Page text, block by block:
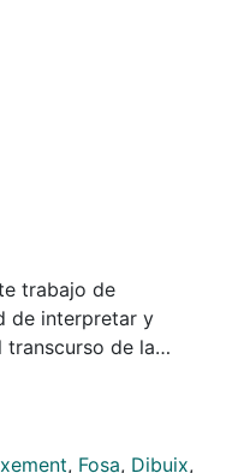
de interpretar y
transcurso de la
ecuestres
que me llevó a
de estas obras
, Fosa, Dibuix,